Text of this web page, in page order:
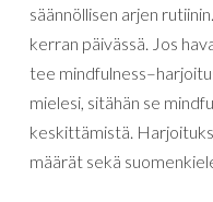
säännöllisen arjen rutiinin.
kerran päivässä. Jos
tee mindfulness–
mielesi, sitähän se
keskittämistä.
määrät sekä